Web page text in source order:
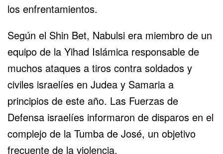
los enfrentamientos.
Según el Shin Bet, Nabulsi era miembro de un
equipo de la Yihad Islámica responsable de
muchos ataques a tiros contra soldados y
civiles israelíes en Judea y Samaria a
principios de este año. Las Fuerzas de
Defensa israelíes informaron de disparos en el
complejo de la Tumba de José, un objetivo
frecuente de la violencia.